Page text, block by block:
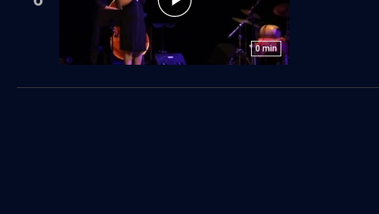
0 min